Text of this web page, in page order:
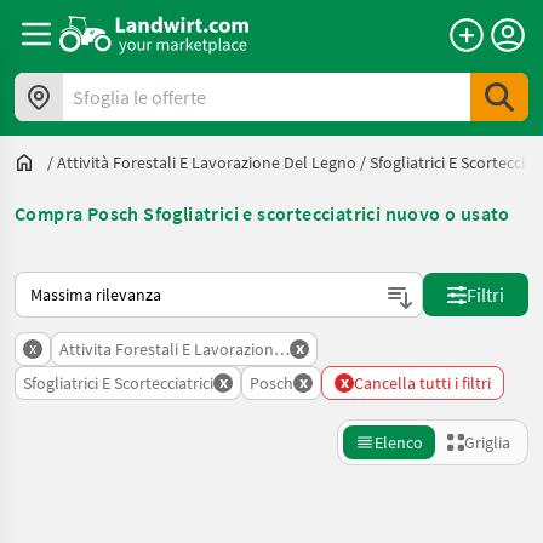
Sfoglia le offerte
/Attività Forestali E Lavorazione Del Legno /Sfogliatrici E
Compra Posch Sfogliatrici e scortecciatrici nuovo o usato
Ecco come viene ordinato su Landwirt.com
Filtri
x Attivita Forestali E Lavorazione Del Legno
x
Sfogliatrici E Scortecciatrici x Posch x x Cancella tutti i filtri
Elenco Griglia